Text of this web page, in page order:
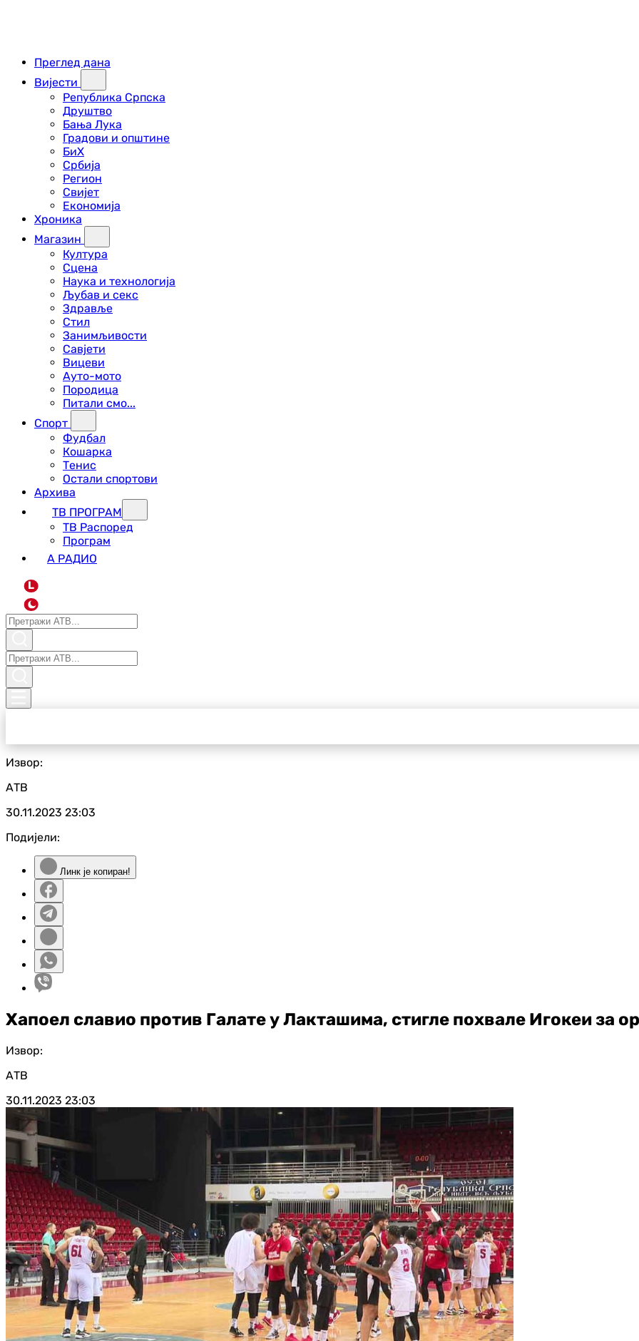
Преглед дана
Вијести
Република Српска
Друштво
Бања Лука
Градови и општине
БиХ
Србија
Регион
Свијет
Економија
Хроника
Магазин
Култура
Сцена
Наука и технологија
Љубав и секс
Здравље
Стил
Занимљивости
Савјети
Вицеви
Ауто-мото
Породица
Питали смо...
Спорт
Фудбал
Кошарка
Тенис
Остали спортови
Архива
ТВ ПРОГРАМ
ТВ Распоред
Програм
А РАДИО
L
Извор:
АТВ
30.11.2023 23:03
Подијели:
Линк је копиран!
Хапоел славио против Галате у Лакташима, стигле похвале Игокеи за
Извор:
АТВ
30.11.2023 23:03